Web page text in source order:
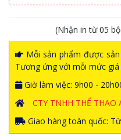
(Nhận in từ 05
Mỗi sản phẩm được
Tương ứng với mỗi mức giá
Giờ làm việc: 9h00 -
CTY TNHH THỂ THAO
Giao hàng toàn quốc: